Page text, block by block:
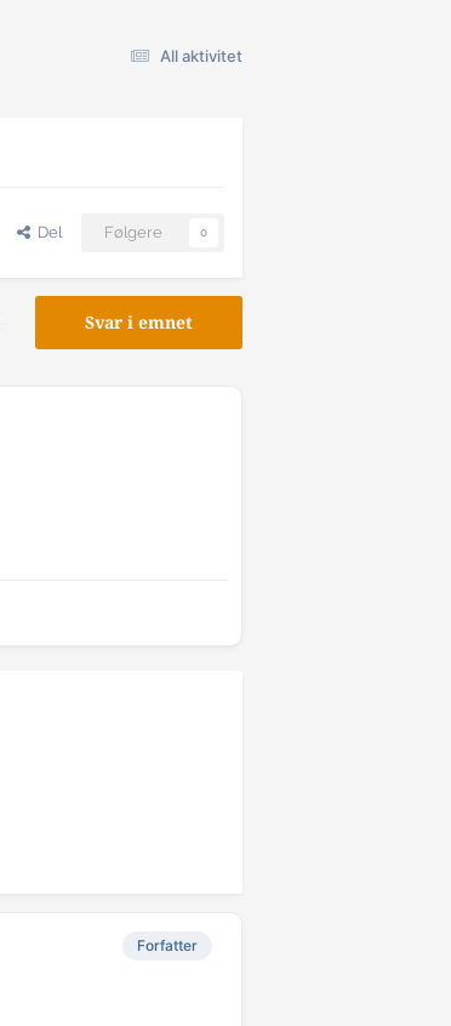
All aktivitet
Del Følgere 0
Svar i emnet
Forfatter